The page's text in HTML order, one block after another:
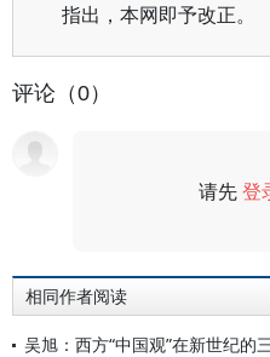
指出，本网即予改正。
评论（0）
请先登
相同作者阅读
吴旭：西方“中国观”在新世纪的